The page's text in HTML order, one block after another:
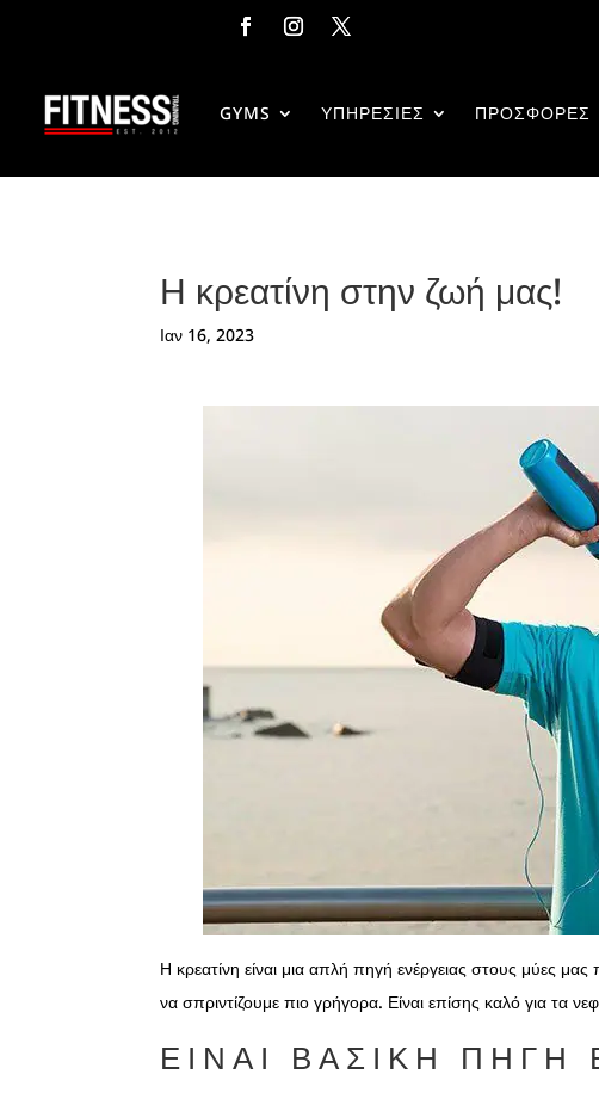
GYMS ΥΠΗΡΕΣΙΕΣ ΠΡΟΣΦΟΡΕΣ
Η κρεατίνη στην ζωή μας!
Ιαν 16, 2023
Η κρεατίνη είναι μια απλή πηγή ενέργειας στους μύες
να σπριντίζουμε πιο γρήγορα. Είναι επίσης καλό για τα
ΕΊΝΑΙ ΒΑΣΙΚΉ